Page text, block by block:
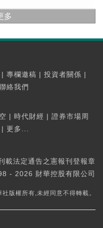
多
| 專欄邀稿 | 投資者關係 |
絡我們
| 時代財經 | 證券市場周
| 更多...
載法定通告之憲報刊登報章
- 2026 財華控股有限公司
社版權所有,未經同意不得轉載。